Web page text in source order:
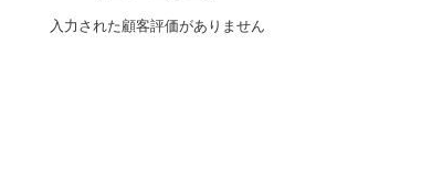
入力された顧客評価がありません